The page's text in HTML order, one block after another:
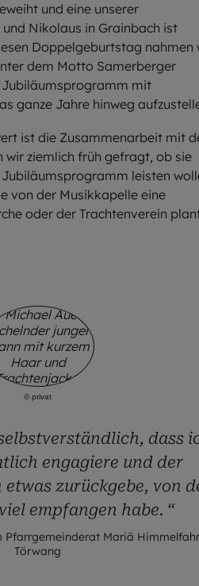
und eine unserer
Nikolaus in Grainbach ist
Doppelgeburtstag nahmen
dem Motto Samerberger
mit
ganze Jahre hinweg
ist die Zusammenarbeit mit
wir ziemlich früh gefragt, ob sie
leisten
von der Musikkapelle eine
oder der Trachtenverein
© privat
dass
engagiere und der
zurückgebe, von
empfangen habe. “
Pfarrgemeinderat Mariä
Törwang